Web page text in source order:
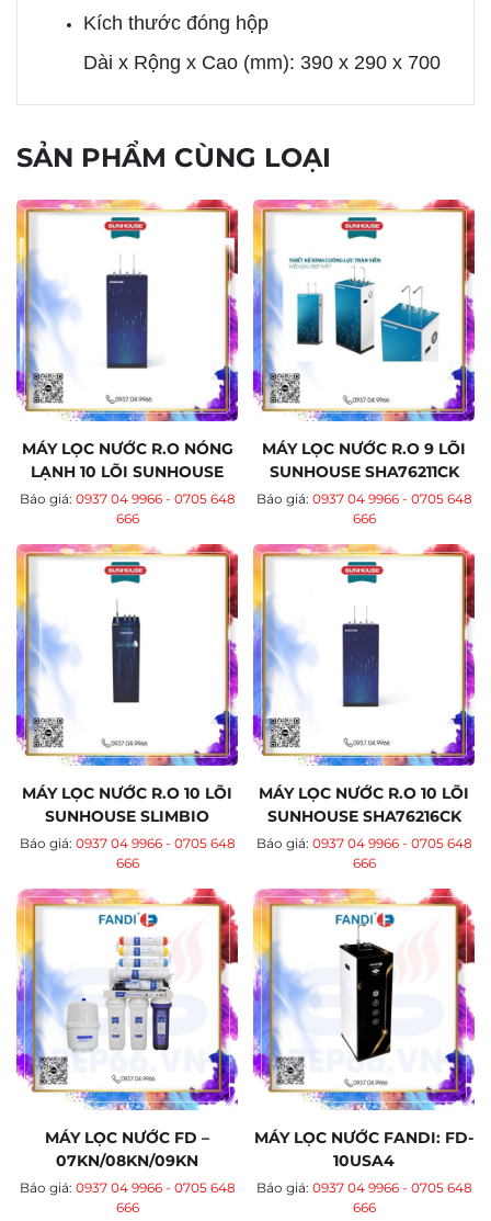
Kích thước đóng hộp
Dài x Rộng x Cao (mm): 390 x 290 x 700
SẢN PHẨM CÙNG LOẠI
MÁY LỌC NƯỚC R.O NÓNG
LẠNH 10 LÕI SUNHOUSE
SHA76216CK
Báo giá: 0937 04 9966 - 0705 648
666
MÁY LỌC NƯỚC R.O 9 LÕI
SUNHOUSE SHA76211CK
Báo giá: 0937 04 9966 - 0705 648
666
MÁY LỌC NƯỚC R.O 10 LÕI
SUNHOUSE SLIMBIO
SHA76213CK-S
Báo giá: 0937 04 9966 - 0705 648
666
MÁY LỌC NƯỚC R.O 10 LÕI
SUNHOUSE SHA76216CK
Báo giá: 0937 04 9966 - 0705 648
666
MÁY LỌC NƯỚC FD –
07KN/08KN/09KN
Báo giá: 0937 04 9966 - 0705 648
666
MÁY LỌC NƯỚC FANDI: FD-
10USA4
Báo giá: 0937 04 9966 - 0705 648
666